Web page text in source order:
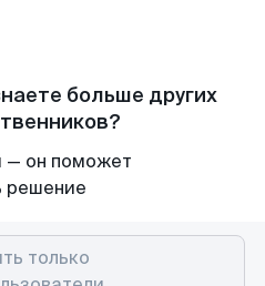
больше других
— он поможет
решение